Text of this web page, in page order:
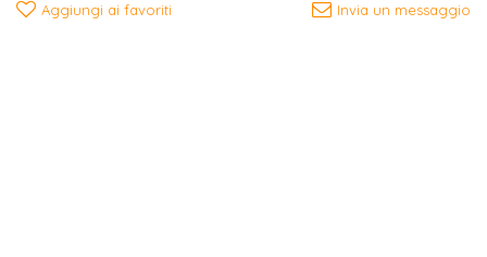
Aggiungi ai favoriti Invia un messaggio